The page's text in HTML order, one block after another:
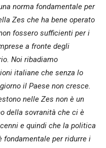
norma fondamentale per
Zes che ha bene operato
fossero sufficienti per i
a fronte degli
Noi ribadiamo
italiane che senza lo
il Paese non cresce.
nelle Zes non è un
della sovranità che ci è
e quindi che la politica
fondamentale per ridurre i